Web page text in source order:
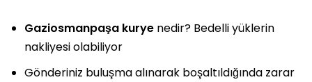
Gaziosmanpaşa kurye nedir? Bedelli yüklerin
nakliyesi olabiliyor
Gönderiniz buluşma alınarak boşaltıldığında zarar